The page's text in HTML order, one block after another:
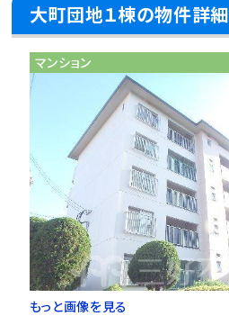
大町団地１棟の物件詳細
マンション
もっと画像を見る